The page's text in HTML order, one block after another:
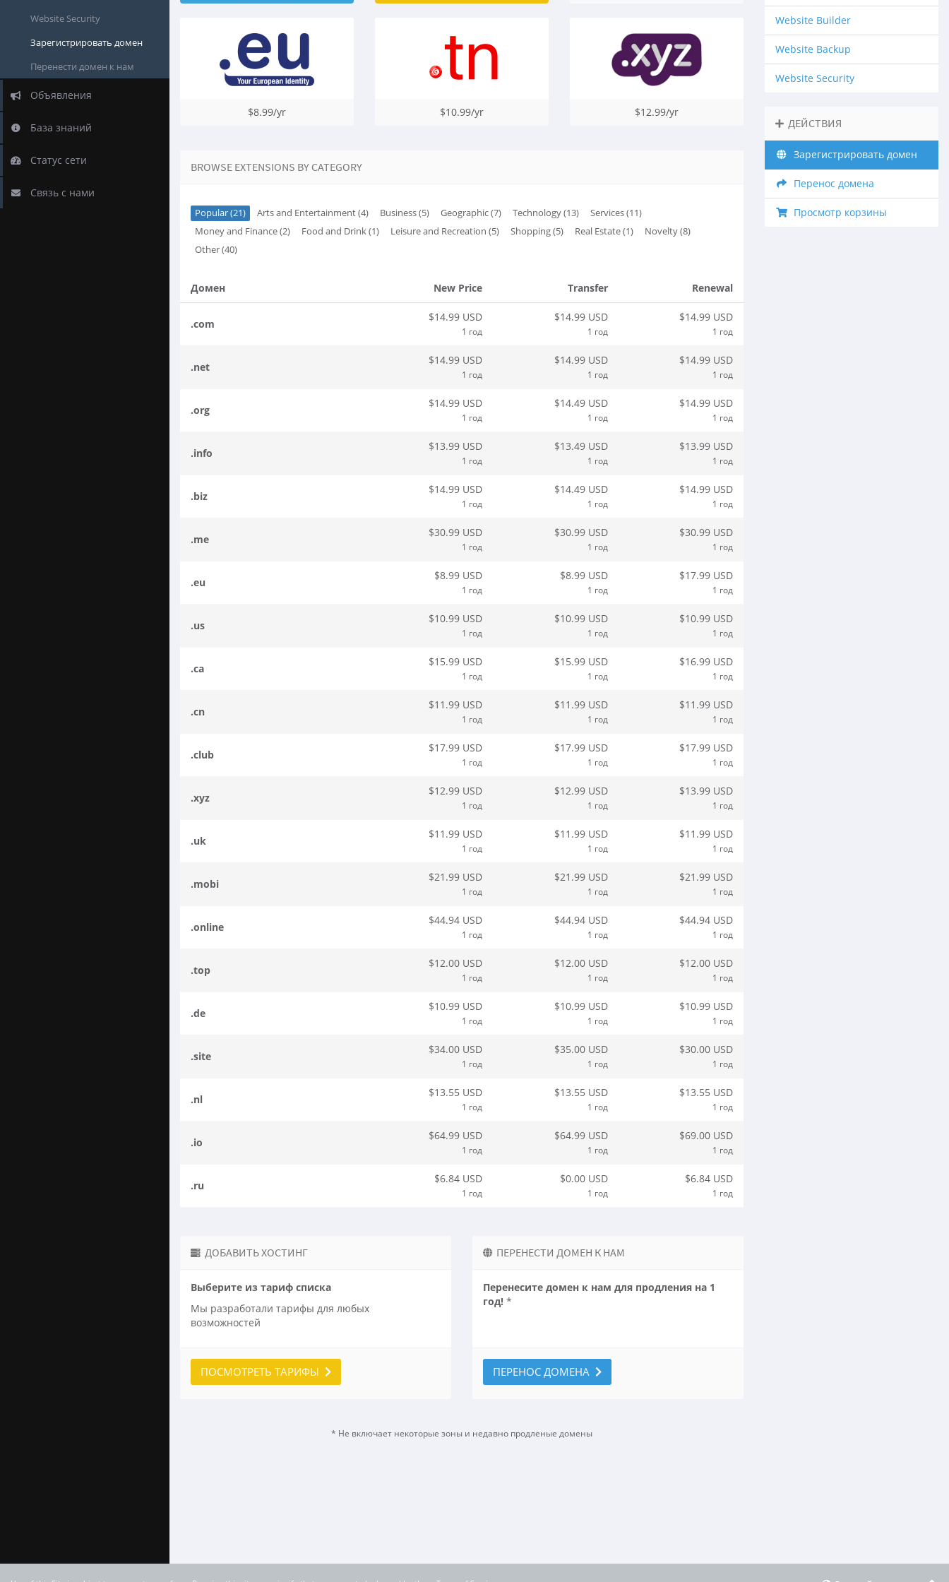
Website Security
Зарегистрировать домен
Перенести домен к нам
Объявления
База знаний
Статус сети
Связь с нами
$8.99/yr $10.99/yr $12.99/yr
BROWSE EXTENSIONS BY CATEGORY
Popular (21) Arts and Entertainment (4) Business (5) Geographic (7) Technology (13)
Services (11)
Money and Finance (2)
Food and Drink (1) Leisure and Recreation (5) Shopping (5) Real Estate (1)
Novelty (8)
Other (40)
Домен New Price Transfer Renewal
.com
$14.99 USD
1 год
$14.99 USD
1 год
$14.99 USD
1 год
.net
$14.99 USD
1 год
$14.99 USD
1 год
$14.99 USD
1 год
.org
$14.99 USD
1 год
$14.49 USD
1 год
$14.99 USD
1 год
.info
$13.99 USD
1 год
$13.49 USD
1 год
$13.99 USD
1 год
.biz
$14.99 USD
1 год
$14.49 USD
1 год
$14.99 USD
1 год
.me
$30.99 USD
1 год
$30.99 USD
1 год
$30.99 USD
1 год
.eu
$8.99 USD
1 год
$8.99 USD
1 год
$17.99 USD
1 год
.us
$10.99 USD
1 год
$10.99 USD
1 год
$10.99 USD
1 год
.ca
$15.99 USD
1 год
$15.99 USD
1 год
$16.99 USD
1 год
.cn
$11.99 USD
1 год
$11.99 USD
1 год
$11.99 USD
1 год
.club
$17.99 USD
1 год
$17.99 USD
1 год
$17.99 USD
1 год
.xyz
$12.99 USD
1 год
$12.99 USD
1 год
$13.99 USD
1 год
.uk
$11.99 USD
1 год
$11.99 USD
1 год
$11.99 USD
1 год
.mobi
$21.99 USD
1 год
$21.99 USD
1 год
$21.99 USD
1 год
.online
$44.94 USD
1 год
$44.94 USD
1 год
$44.94 USD
1 год
.top
$12.00 USD
1 год
$12.00 USD
1 год
$12.00 USD
1 год
.de
$10.99 USD
1 год
$10.99 USD
1 год
$10.99 USD
1 год
.site
$34.00 USD
1 год
$35.00 USD
1 год
$30.00 USD
1 год
.nl
$13.55 USD
1 год
$13.55 USD
1 год
$13.55 USD
1 год
.io
$64.99 USD
1 год
$64.99 USD
1 год
$69.00 USD
1 год
.ru
$6.84 USD
1 год
$0.00 USD
1 год
$6.84 USD
1 год
ДОБАВИТЬ ХОСТИНГ
Выберите из тариф списка
Мы разработали тарифы для любых
возможностей
ПОСМОТРЕТЬ ТАРИФЫ
ПЕРЕНЕСТИ ДОМЕН К НАМ
Перенесите домен к нам для продления на 1
год! *
ПЕРЕНОС ДОМЕНА
* Не включает некоторые зоны и недавно продленые домены
Website Builder
Website Backup
Website Security
ДЕЙСТВИЯ
Зарегистрировать домен
Перенос домена
Просмотр корзины